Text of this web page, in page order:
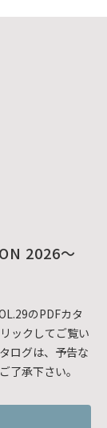
2026～
のPDFカタ
ックしてご覧い
ログは、予告な
了承下さい。